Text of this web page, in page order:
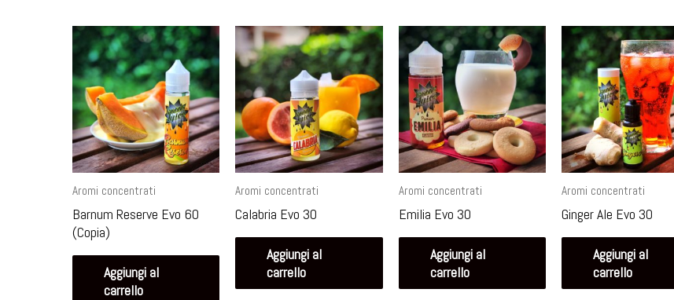
Aromi concentrati
Barnum Reserve Evo 60
(Copia)
Aggiungi al
carrello
Aromi concentrati
Calabria Evo 30
Aggiungi al
carrello
Aromi concentrati
Emilia Evo 30
Aggiungi al
carrello
Aromi concentrati
Ginger Ale Evo 30
Aggiungi al
carrello